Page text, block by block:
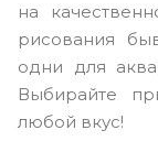
на
рисования
одни для
Выбирайте
любой вкус!